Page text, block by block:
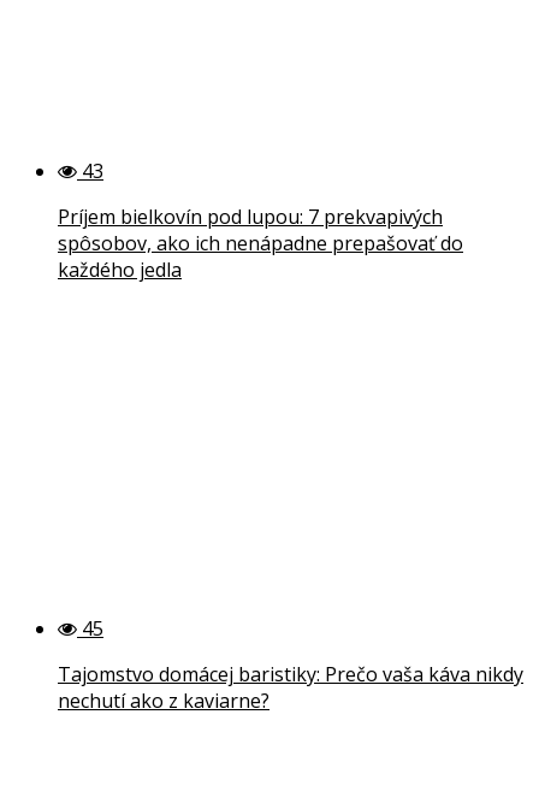
43
Príjem bielkovín pod lupou: 7 prekvapivých
spôsobov, ako ich nenápadne prepašovať do
každého jedla
45
Tajomstvo domácej baristiky: Prečo vaša káva nikdy
nechutí ako z kaviarne?